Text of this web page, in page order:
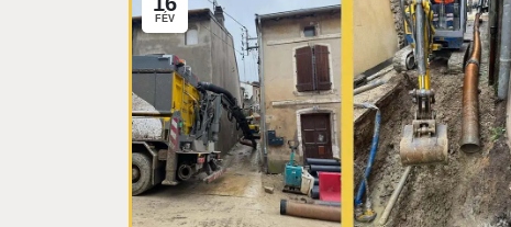
FÉV